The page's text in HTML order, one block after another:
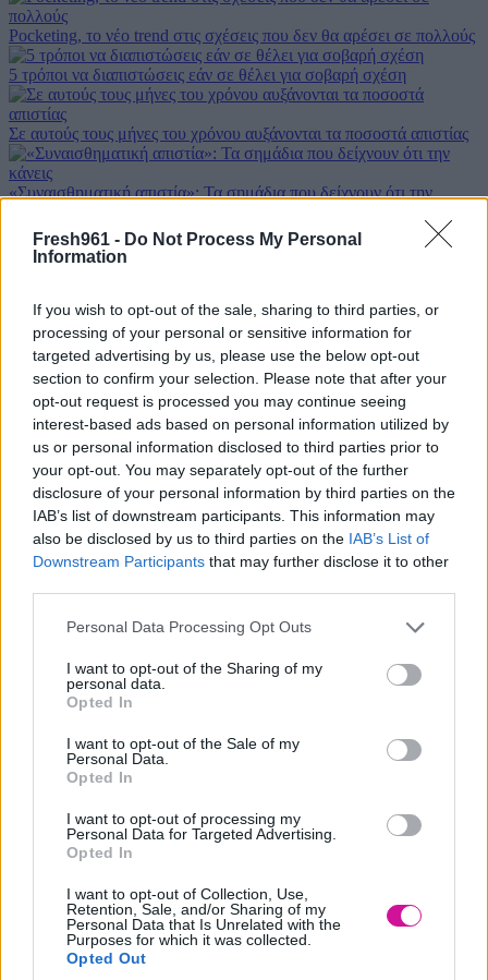
Fresh961 - Do Not Process My Personal
Information
If you wish to opt-out of the sale, sharing to third parties, or
processing of your personal or sensitive information for
targeted advertising by us, please use the below opt-out
section to confirm your selection. Please note that after your
opt-out request is processed you may continue seeing
interest-based ads based on personal information utilized by
us or personal information disclosed to third parties prior to
your opt-out. You may separately opt-out of the further
disclosure of your personal information by third parties on the
IAB’s list of downstream participants. This information may
also be disclosed by us to third parties on the IAB’s List of
Downstream Participants that may further disclose it to other
Please note that this website/app uses one or more Google
not limited to your visit or usage behaviour. You may click to
grant or deny consent to Google and its third-party tags to
use your data for below specified purposes in below Google
consent section.
Personal Data Processing Opt Outs
I want to opt-out of the Sharing of my
personal data.
Opted In
I want to opt-out of the Sale of my
Personal Data.
Opted In
I want to opt-out of processing my
Personal Data for Targeted Advertising.
Opted In
I want to opt-out of Collection, Use,
Retention, Sale, and/or Sharing of my
Personal Data that Is Unrelated with the
Purposes for which it was collected.
Opted Out
Pocketing, το νέο trend στις σχέσεις που δεν θα αρέσει σε πολλούς
5 τρόποι να διαπιστώσεις εάν σε θέλει για σοβαρή σχέση
Σε αυτούς τους μήνες του χρόνου αυξάνονται τα ποσοστά απιστίας
«Συναισθηματική απιστία»: Τα σημάδια που δείχνουν ότι την
Τα ζώδια σήμερα: 27 Αυγούστου
Οι τρεις πιο συνηθισμένοι λόγοι που ένα ζευγάρι δεν κάνει σeξ
Αυτό είναι το ιδανικό βάρος για σένα με βάση το ύψος σου
Η άχρηστη πληροφορία της ημέρας, 24/8/2022
Καρμπονάρα σπαγγέτι η αυθεντική συνταγή!
Ο Elon Musk μας δείχνει πως θα είναι ο πλανήτης Άρης στο
μέλλον (ΦΩΤΟ)
Η άχρηστη πληροφορία της ημέρας, 15/8/2022
Τα τρία χαρακτηριστικά του γραφικού σου χαρακτήρα και τι
Η άχρηστη πληροφορία της ημέρας, 13/8/2022
Super Κική: Επέστρεψε στο Instagram, μετά την αποβολή της